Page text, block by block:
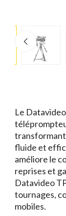
Le
fluide et
améliore le
reprises et
Datavideo
tournages,
mobiles.